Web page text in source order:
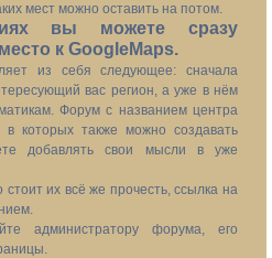
мест можно оставить на потом.
вы можете сразу
к GoogleMaps.
из себя следующее: сначала
вас регион, а уже в нём
Форум с названием центра
которых также можно создавать
добавлять свои мысли в уже
их всё же прочесть, ссылка на
администратору форума, его